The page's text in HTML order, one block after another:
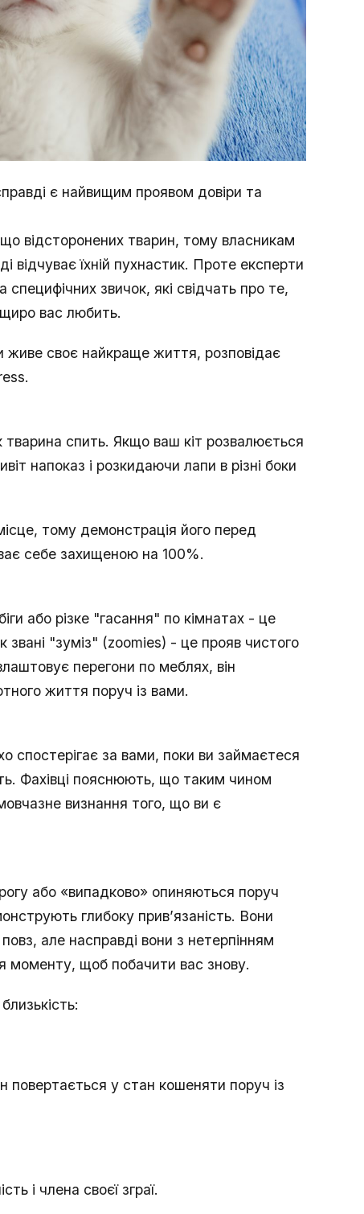
є найвищим проявом довіри та
відсторонених тварин, тому власникам
відчуває їхній пухнастик. Проте експерти
специфічних звичок, які свідчать про те,
щиро вас любить.
живе своє найкраще життя, розповідає
спить. Якщо ваш кіт розвалюється
напоказ і розкидаючи лапи в різні боки
тому демонстрація його перед
себе захищеною на 100%.
або різке "гасання" по кімнатах - це
звані "зуміз" (zoomies) - це прояв чистого
перегони по меблях, він
життя поруч із вами.
спостерігає за вами, поки ви займаєтеся
Фахівці пояснюють, що таким чином
визнання того, що ви є
або «випадково» опиняються поруч
глибоку прив’язаність. Вони
але насправді вони з нетерпінням
моменту, щоб побачити вас знову.
повертається у стан кошеняти поруч із
і члена своєї зграї.